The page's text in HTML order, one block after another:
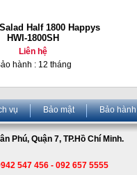
Half 1800 Happys
HWI-1800SH
Liên hệ
hành : 12 tháng
vụ Bảo mật Bảo hành
Phú, Quận 7, TP.Hồ Chí Minh.
547 456 - 092 657 5555